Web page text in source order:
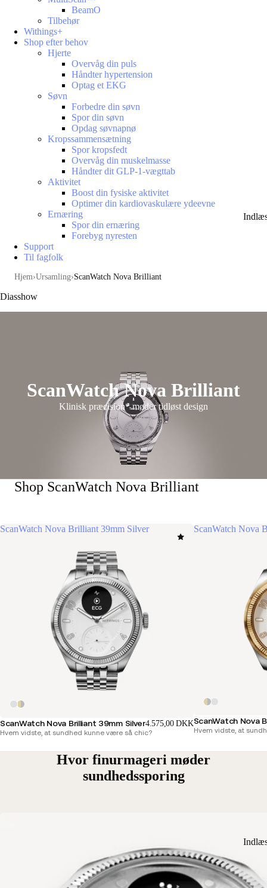
BeamO
Tilbehør
Withings+
Shop efter behov
Hjerte
Overvåg din puls
Håndter hypertension
Optag et EKG
Søvn
Forbedre din søvn
Spor din søvn
Opdag søvnapnø
Kropssammensætning
Spor kropsfedt
Overvåg din muskelmasse
Håndter dit GLP-1-vægttab
Aktivitet
Boost din fysiske aktivitet
Optimer din kardiovaskulære ydeevne
Ernæring
Spor din ernæring
Forebyg nyresten
Support
Til fagfolk
Hjem Ursamling ScanWatch Nova Brilliant
Diasshow
ScanWatch Nova Brilliant
Klinisk præcision* møder tidløst design
Shop ScanWatch Nova Brilliant
ScanWatch Nova Brilliant 39mm Silver
ScanWatch Nova Brilliant 39mm Silver4.575,00 DKK
Hvem vidste, at sundhed kunne være så chic?
ScanWatch Nova
ScanWatch Nova
Hvem vidste, at
Hvor finurmageri møder
sundhedssporing